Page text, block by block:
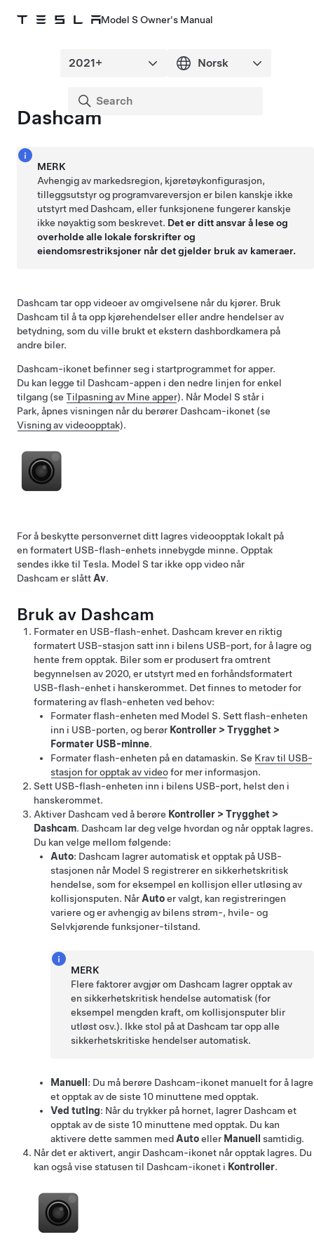
Model S Owner's Manual
Dashcam
MERK
Avhengig av markedsregion, kjøretøykonfigurasjon,
tilleggsutstyr og programvareversjon er bilen kanskje ikke
utstyrt med Dashcam, eller funksjonene fungerer kanskje
ikke nøyaktig som beskrevet. Det er ditt ansvar å lese og
overholde alle lokale forskrifter og
eiendomsrestriksjoner når det gjelder bruk av kameraer.
Dashcam tar opp videoer av omgivelsene når du kjører. Bruk
Dashcam til å ta opp kjørehendelser eller andre hendelser av
betydning, som du ville brukt et ekstern dashbordkamera på
andre biler.
Dashcam-ikonet befinner seg i startprogrammet for apper.
Du kan legge til Dashcam-appen i den nedre linjen for enkel
tilgang (se Tilpasning av Mine apper). Når Model S står i
Park, åpnes visningen når du berører Dashcam-ikonet (se
Visning av videoopptak).
For å beskytte personvernet ditt lagres videoopptak lokalt på
en formatert USB-flash-enhets innebygde minne. Opptak
sendes ikke til Tesla. Model S tar ikke opp video når
Dashcam er slått Av.
Bruk av Dashcam
Formater en USB-flash-enhet. Dashcam krever en riktig
formatert USB-stasjon satt inn i bilens USB-port, for å lagre og
hente frem opptak. Biler som er produsert fra omtrent
begynnelsen av 2020, er utstyrt med en forhåndsformatert
USB-flash-enhet i hanskerommet. Det finnes to metoder for
formatering av flash-enheten ved behov:
Formater flash-enheten med Model S. Sett flash-enheten
inn i USB-porten, og berør Kontroller > Trygghet >
Formater USB-minne.
Formater flash-enheten på en datamaskin. Se Krav til USB-
stasjon for opptak av videofor mer informasjon.
Sett USB-flash-enheten inn i bilens USB-port, helst den i
hanskerommet.
Aktiver Dashcam ved å berøre Kontroller > Trygghet >
Dashcam. Dashcam lar deg velge hvordan og når opptak lagres.
Du kan velge mellom følgende:
Auto: Dashcam lagrer automatisk et opptak på USB-
stasjonen når Model S registrerer en sikkerhetskritisk
hendelse, som for eksempel en kollisjon eller utløsing av
kollisjonsputen. Når Autoer valgt, kan registreringen
variere og er avhengig av bilens strøm-, hvile- og
Selvkjørende funksjoner-tilstand.
MERK
Flere faktorer avgjør om Dashcam lagrer opptak av
en sikkerhetskritisk hendelse automatisk (for
eksempel mengden kraft, om kollisjonsputer blir
utløst osv.). Ikke stol på at Dashcam tar opp alle
sikkerhetskritiske hendelser automatisk.
Manuell : Du må berøre Dashcam-ikonet manuelt for å lagre
et opptak av de siste 10 minuttene med opptak.
Ved tuting: Når du trykker på hornet, lagrer Dashcam et
opptak av de siste 10 minuttene med opptak. Du kan
aktivere dette sammen med Autoeller Manuell
samtidig.
Når det er aktivert, angir Dashcam-ikonet når opptak lagres. Du
kan også vise statusen til Dashcam-ikonet i Kontroller.